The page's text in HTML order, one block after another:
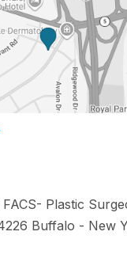
Plastic
Buffalo - New